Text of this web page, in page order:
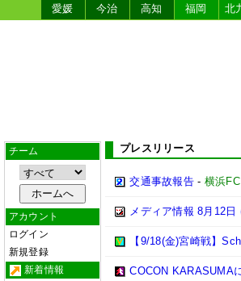
愛媛
今治 高知 福岡 北
チーム
アカウント
ログイン
新規登録
新着情報
プレスリリース
交通事故報告- 横浜FC
メディア情報 8月12
【9/18(金)宮崎戦】
COCON KARASUMA